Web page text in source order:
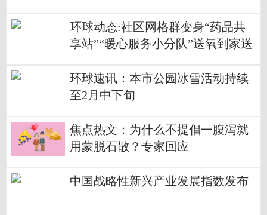
记
环球动态:社区网格群变身“药品共
享站”“暖心服务小分队”送氧到家送
环球速讯：本市公园冰雪活动持续
至2月中下旬
焦点热文：为什么不提倡一腹泻就
用蒙脱石散？专家回应
中国战略性新兴产业发展指数发布